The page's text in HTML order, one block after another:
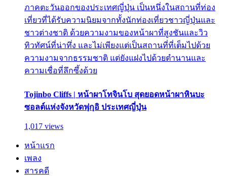
ภาคตะวันออกของประเทศญี่ปุ่น เป็นหนึ่งในสถานที่ท่อง
เที่ยวที่ได้รับความนิยมจากทั้งนักท่องเที่ยวชาวญี่ปุ่นและ
ชาวต่างชาติ ด้วยความงามของหน้าผาที่สูงชันและวิว
ทิวทัศน์ที่น่าทึ่ง และไม่เพียงแต่เป็นสถานที่ที่เต็มไปด้วย
ความงามจากธรรมชาติ แต่ยังแฝงไปด้วยตำนานและ
ความเชื่อที่ลึกซึ้งด้วย
Tojinbo Cliffs | หน้าผาโทจินโบ สุดยอดหน้าผาหินบะ
ซอลต์แห่งจังหวัดฟุกุอิ ประเทศญี่ปุ่น
1,017 views
หน้าแรก
เพลง
สารคดี